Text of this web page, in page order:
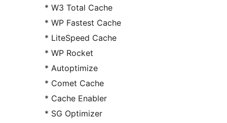
* W3 Total Cache
* WP Fastest Cache
* LiteSpeed Cache
* WP Rocket
* Autoptimize
* Comet Cache
* Cache Enabler
* SG Optimizer